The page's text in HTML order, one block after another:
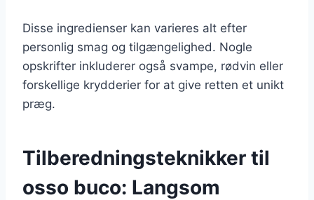
Disse ingredienser kan varieres alt efter
personlig smag og tilgængelighed. Nogle
opskrifter inkluderer også svampe, rødvin eller
forskellige krydderier for at give retten et unikt
præg.
Tilberedningsteknikker til
osso buco: Langsom